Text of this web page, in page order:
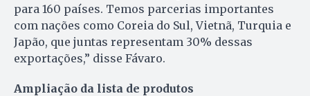
para 160 países. Temos parcerias importantes
com nações como Coreia do Sul, Vietnã, Turquia e
Japão, que juntas representam 30% dessas
exportações,” disse Fávaro.
Ampliação da lista de produtos